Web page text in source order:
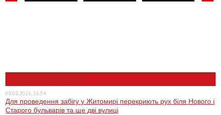
НОВИНИ ЖИТОМИРА
08.08.2026, 16:54
Для проведення забігу у Житомирі перекриють рух біля Нового і
Старого бульварів та ще дві вулиці